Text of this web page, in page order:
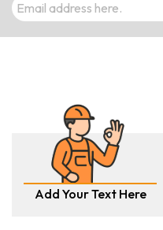
Add Your Text Here